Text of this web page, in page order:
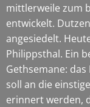
mittlerweile zum
entwickelt.
angesiedelt.
Philippsthal. Ein
Gethsemane:
soll an die
erinnert werden,